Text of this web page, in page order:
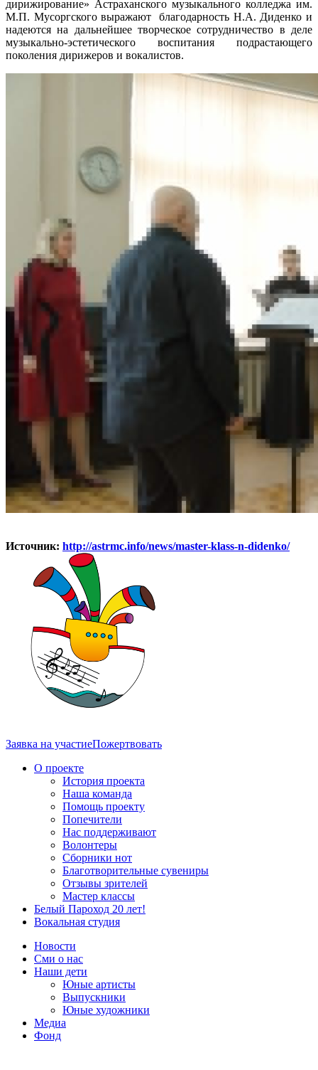
дирижирование» Астраханского музыкального колледжа им.
М.П. Мусоргского выражают благодарность Н.А. Диденко и
надеются на дальнейшее творческое сотрудничество в деле
музыкально-эстетического воспитания подрастающего
поколения дирижеров и вокалистов.
Источник: http://astrmc.info/news/master-klass-n-didenko/
Заявка на участиеПожертвовать
О проекте
История проекта
Наша команда
Помощь проекту
Попечители
Нас поддерживают
Волонтеры
Сборники нот
Благотворительные сувениры
Отзывы зрителей
Мастер классы
Белый Пароход 20 лет!
Вокальная студия
Новости
Сми о нас
Наши дети
Юные артисты
Выпускники
Юные художники
Медиа
Фонд